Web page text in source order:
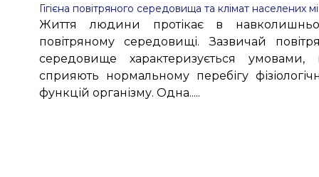
Гігієна повітряного середовища та клімат населених
Життя людини протікає в
повітряному середовищі. Зазвичай
середовище характеризується умовами,
сприяють нормальному перебігу
функцій організму. Одна.....